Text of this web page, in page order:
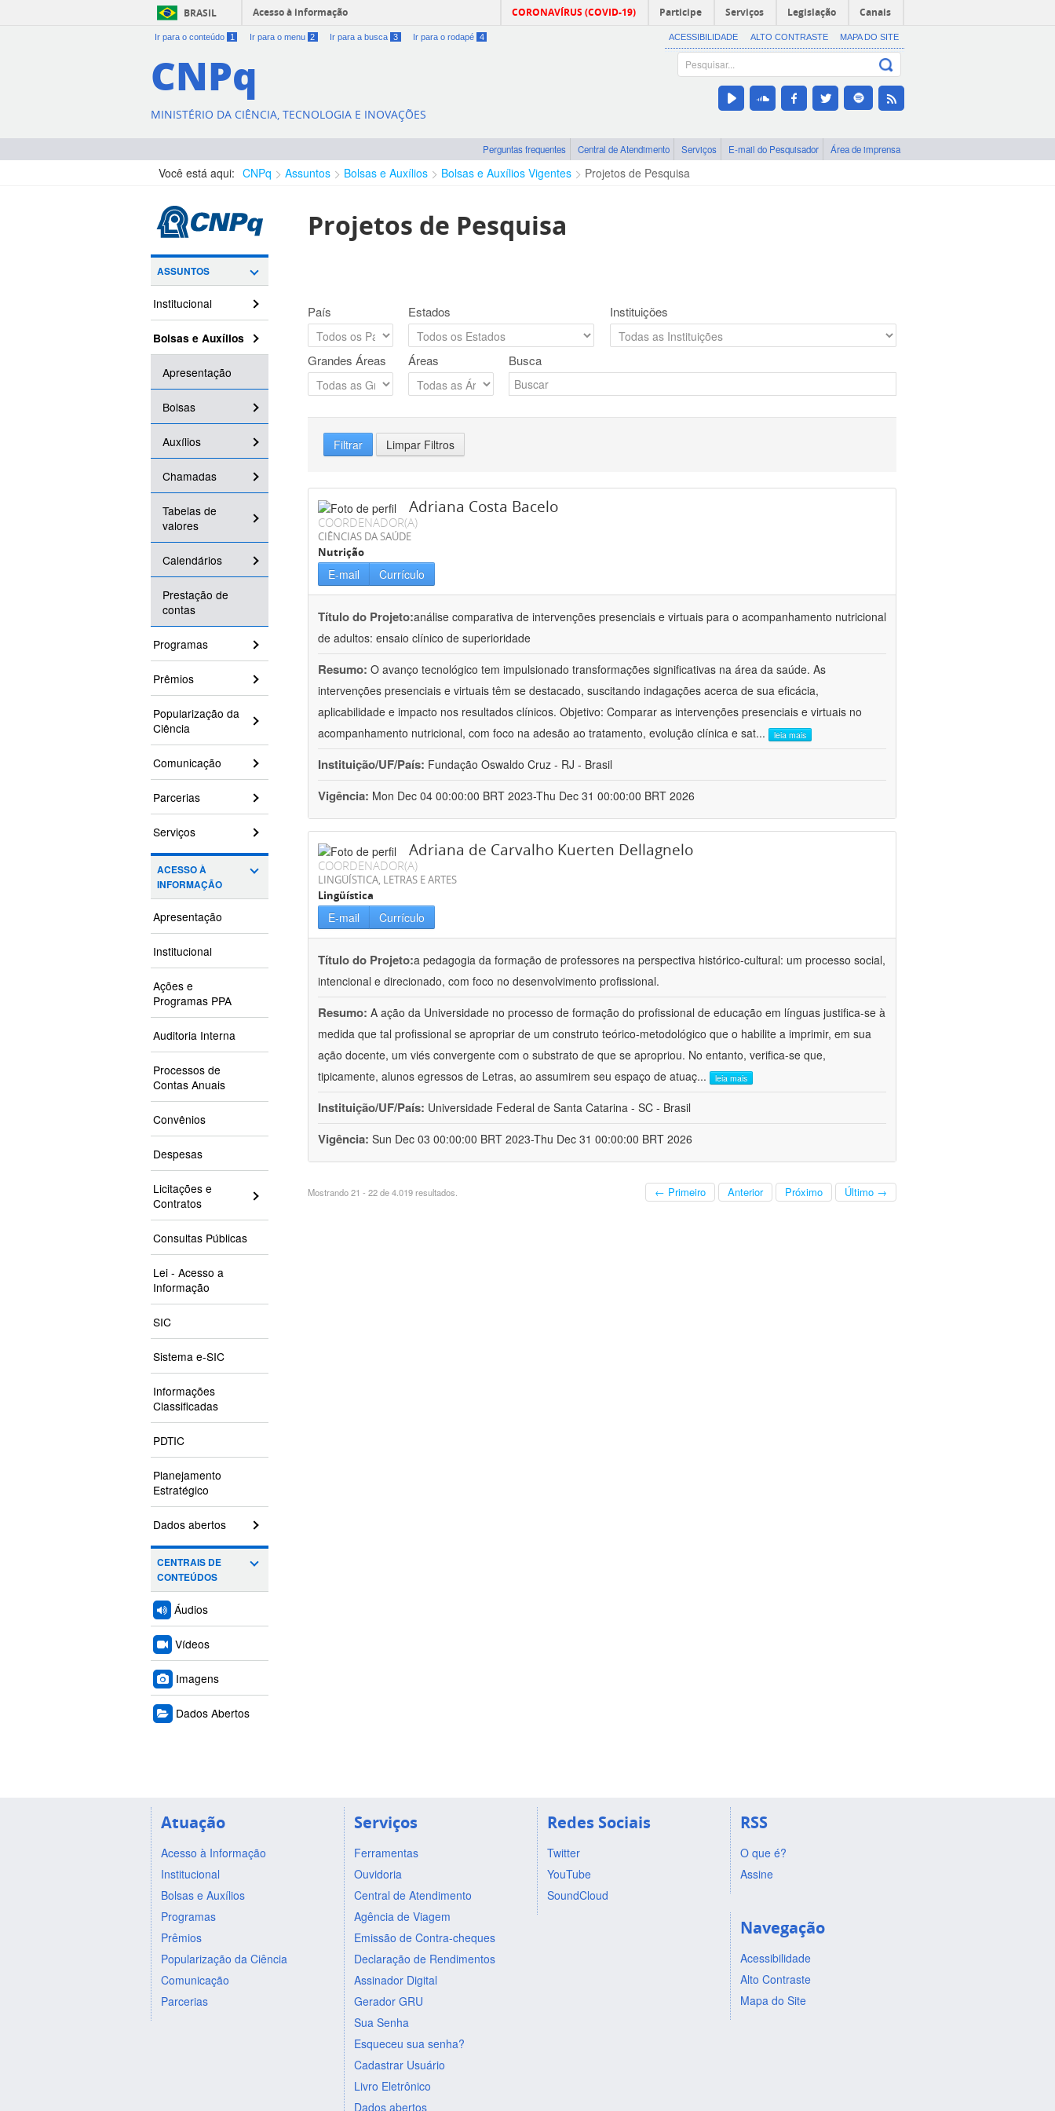
BRASIL Acesso à informação CORONAVÍRUS (COVID-19) Participe Serviços Legislação Canais
Ir para o conteúdo 1 Ir para o menu 2 Ir para a busca 3 Ir para o rodapé 4 ACESSIBILIDADE ALTO CONTRASTE MAPA DO SITE
CNPq
MINISTÉRIO DA CIÊNCIA, TECNOLOGIA E INOVAÇÕES
Perguntas frequentes Central de Atendimento Serviços E-mail do Pesquisador Área de imprensa
Você está aqui: CNPq Assuntos Bolsas e Auxílios Bolsas e Auxílios Vigentes Projetos de Pesquisa
ASSUNTOS
Institucional
Bolsas e Auxílios
Apresentação
Bolsas
Auxílios
Chamadas
Tabelas de
valores
Calendários
Prestação de
contas
Programas
Prêmios
Popularização da
Ciência
Comunicação
Parcerias
Serviços
ACESSO À
INFORMAÇÃO
Apresentação
Institucional
Ações e
Programas PPA
Auditoria Interna
Processos de
Contas Anuais
Convênios
Despesas
Licitações e
Contratos
Consultas Públicas
Lei - Acesso a
Informação
SIC
Sistema e-SIC
Informações
Classificadas
PDTIC
Planejamento
Estratégico
Dados abertos
CENTRAIS DE
CONTEÚDOS
Áudios
Vídeos
Imagens
Dados Abertos
Projetos de Pesquisa
País Estados Instituições
Grandes Áreas Áreas Busca
Filtrar Limpar Filtros
Adriana Costa Bacelo
COORDENADOR(A)
CIÊNCIAS DA SAÚDE
Nutrição
E-mail Currículo
Título do Projeto:análise comparativa de intervenções presenciais e virtuais para o acompanhamento nutricional
de adultos: ensaio clínico de superioridade
Resumo: O avanço tecnológico tem impulsionado transformações significativas na área da saúde. As
intervenções presenciais e virtuais têm se destacado, suscitando indagações acerca de sua eficácia,
aplicabilidade e impacto nos resultados clínicos. Objetivo: Comparar as intervenções presenciais e virtuais no
acompanhamento nutricional, com foco na adesão ao tratamento, evolução clínica e sat... leia mais
Instituição/UF/País: Fundação Oswaldo Cruz - RJ - Brasil
Vigência: Mon Dec 04 00:00:00 BRT 2023-Thu Dec 31 00:00:00 BRT 2026
Adriana de Carvalho Kuerten Dellagnelo
COORDENADOR(A)
LINGÜÍSTICA, LETRAS E ARTES
Lingüística
E-mail Currículo
Título do Projeto:a pedagogia da formação de professores na perspectiva histórico-cultural: um processo social,
intencional e direcionado, com foco no desenvolvimento profissional.
Resumo: A ação da Universidade no processo de formação do profissional de educação em línguas justifica-se à
medida que tal profissional se apropriar de um construto teórico-metodológico que o habilite a imprimir, em sua
ação docente, um viés convergente com o substrato de que se apropriou. No entanto, verifica-se que,
tipicamente, alunos egressos de Letras, ao assumirem seu espaço de atuaç... leia mais
Instituição/UF/País: Universidade Federal de Santa Catarina - SC - Brasil
Vigência: Sun Dec 03 00:00:00 BRT 2023-Thu Dec 31 00:00:00 BRT 2026
Mostrando 21 - 22 de 4.019 resultados. ← Primeiro Anterior Próximo Último →
Atuação
Acesso à Informação
Institucional
Bolsas e Auxílios
Programas
Prêmios
Popularização da Ciência
Comunicação
Parcerias
Serviços
Ferramentas
Ouvidoria
Central de Atendimento
Agência de Viagem
Emissão de Contra-cheques
Declaração de Rendimentos
Assinador Digital
Gerador GRU
Sua Senha
Esqueceu sua senha?
Cadastrar Usuário
Livro Eletrônico
Dados abertos
Redes Sociais
Twitter
YouTube
SoundCloud
RSS
O que é?
Assine
Navegação
Acessibilidade
Alto Contraste
Mapa do Site